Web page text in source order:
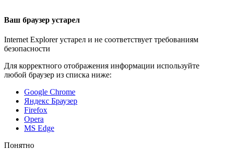
Ваш браузер устарел
Internet Explorer устарел и не соответствует требованиям
безопасности
Для корректного отображения информации используйте
любой браузер из списка ниже:
Google Chrome
Яндекс Браузер
Firefox
Opera
MS Edge
Понятно